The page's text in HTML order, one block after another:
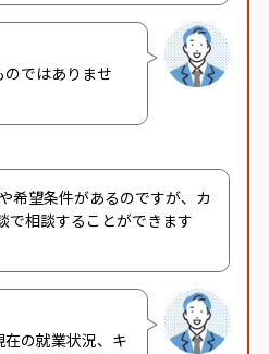
ではありませ
希望条件があるのですが、カ
で相談することができます
の就業状況、キ